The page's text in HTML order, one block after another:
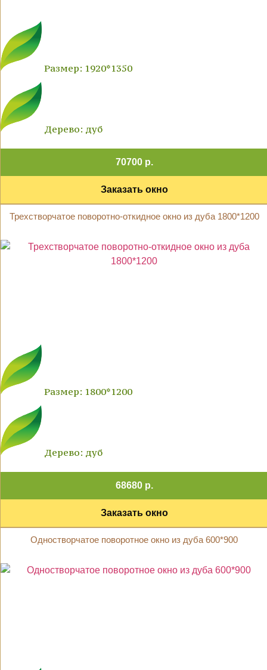
Размер: 1920*1350
Дерево: дуб
70700 р.
Заказать окно
Трехстворчатое поворотно-откидное окно из дуба 1800*1200
Размер: 1800*1200
Дерево: дуб
68680 р.
Заказать окно
Одностворчатое поворотное окно из дуба 600*900